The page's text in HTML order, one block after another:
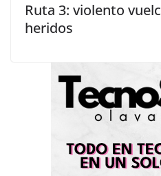
Ruta 3: violento
heridos